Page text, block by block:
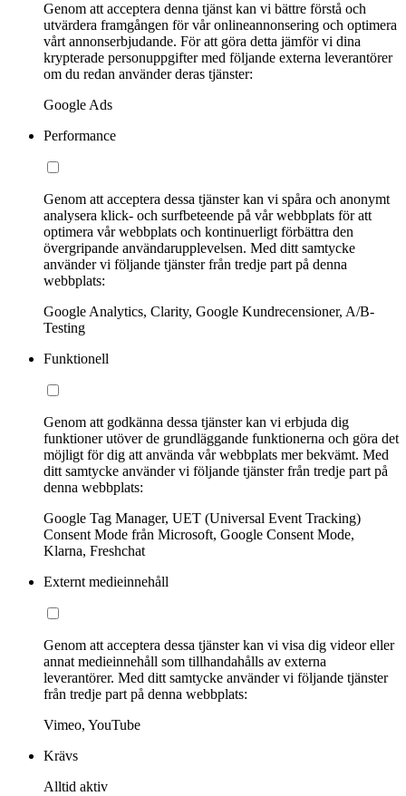
Genom att acceptera denna tjänst kan vi bättre förstå och
utvärdera framgången för vår onlineannonsering och optimera
vårt annonserbjudande. För att göra detta jämför vi dina
krypterade personuppgifter med följande externa leverantörer
om du redan använder deras tjänster:
Google Ads
Performance
Genom att acceptera dessa tjänster kan vi spåra och anonymt
analysera klick- och surfbeteende på vår webbplats för att
optimera vår webbplats och kontinuerligt förbättra den
övergripande användarupplevelsen. Med ditt samtycke
använder vi följande tjänster från tredje part på denna
webbplats:
Google Analytics, Clarity, Google Kundrecensioner, A/B-
Testing
Funktionell
Genom att godkänna dessa tjänster kan vi erbjuda dig
funktioner utöver de grundläggande funktionerna och göra det
möjligt för dig att använda vår webbplats mer bekvämt. Med
ditt samtycke använder vi följande tjänster från tredje part på
denna webbplats:
Google Tag Manager, UET (Universal Event Tracking)
Consent Mode från Microsoft, Google Consent Mode,
Klarna, Freshchat
Externt medieinnehåll
Genom att acceptera dessa tjänster kan vi visa dig videor eller
annat medieinnehåll som tillhandahålls av externa
leverantörer. Med ditt samtycke använder vi följande tjänster
från tredje part på denna webbplats:
Vimeo, YouTube
Krävs
Alltid aktiv